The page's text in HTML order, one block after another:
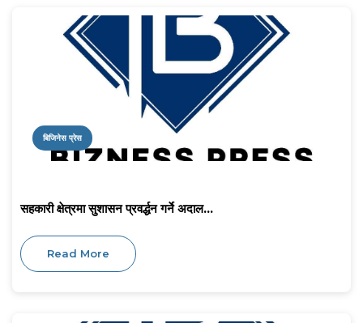
बिजिनेस प्रेस
सहकारी क्षेत्रमा सुशासन प्रवर्द्धन गर्ने अदाल...
Read More